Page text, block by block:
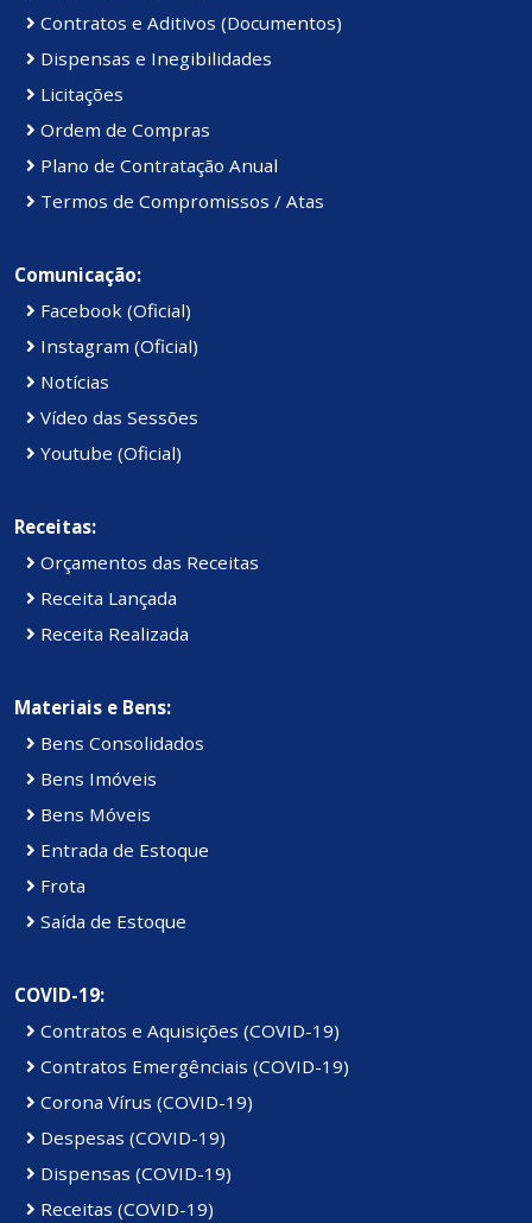
Contratos e Aditivos (Documentos)
Dispensas e Inegibilidades
Licitações
Ordem de Compras
Plano de Contratação Anual
Termos de Compromissos / Atas
Comunicação:
Facebook (Oficial)
Instagram (Oficial)
Notícias
Vídeo das Sessões
Youtube (Oficial)
Receitas:
Orçamentos das Receitas
Receita Lançada
Receita Realizada
Materiais e Bens:
Bens Consolidados
Bens Imóveis
Bens Móveis
Entrada de Estoque
Frota
Saída de Estoque
COVID-19:
Contratos e Aquisições (COVID-19)
Contratos Emergênciais (COVID-19)
Corona Vírus (COVID-19)
Despesas (COVID-19)
Dispensas (COVID-19)
Receitas (COVID-19)